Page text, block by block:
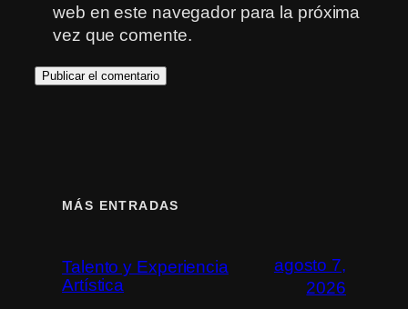
web en este navegador para la próxima
vez que comente.
MÁS ENTRADAS
Talento y Experiencia
Artística
agosto 7,
2026